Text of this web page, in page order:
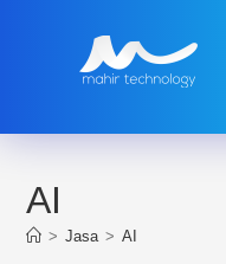
AI
> Jasa > AI